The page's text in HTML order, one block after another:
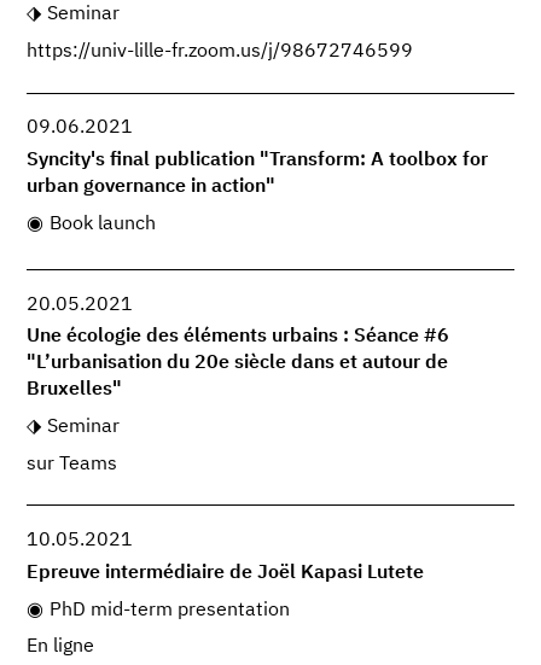
Seminar
https://univ-lille-fr.zoom.us/j/98672746599
09.06.2021
Syncity's final publication "Transform: A toolbox for
urban governance in action"
Book launch
20.05.2021
Une écologie des éléments urbains : Séance #6
"L’urbanisation du 20e siècle dans et autour de
Bruxelles"
Seminar
sur Teams
10.05.2021
Epreuve intermédiaire de Joël Kapasi Lutete
PhD mid-term presentation
En ligne